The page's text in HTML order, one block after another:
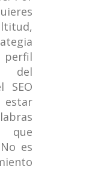
del
SEO
que
es